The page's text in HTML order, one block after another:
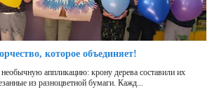
которое объединяет!
необычную аппликацию: крону дерева составили их
из разноцветной бумаги. Кажд...